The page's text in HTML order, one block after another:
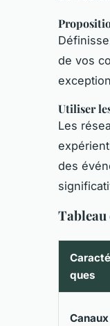
de vos
Utiliser
Les
des
ques
Canaux